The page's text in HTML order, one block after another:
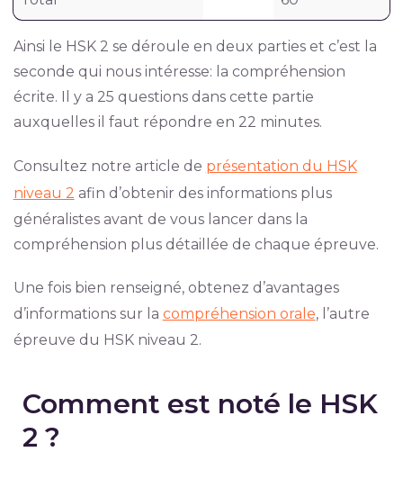
Ainsi le HSK 2 se déroule en deux parties et c’est la
seconde qui nous intéresse: la compréhension
écrite. Il y a 25 questions dans cette partie
auxquelles il faut répondre en 22 minutes.
Consultez notre article de présentation du HSK
niveau 2 afin d’obtenir des informations plus
généralistes avant de vous lancer dans la
compréhension plus détaillée de chaque épreuve.
Une fois bien renseigné, obtenez d’avantages
d’informations sur la compréhension orale, l’autre
épreuve du HSK niveau 2.
Comment est noté le HSK
2 ?